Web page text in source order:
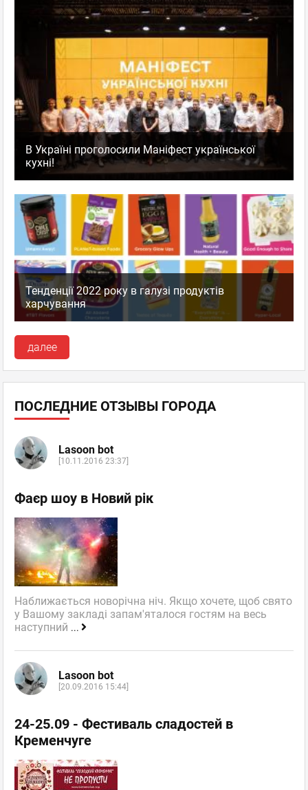
В Україні проголосили Маніфест української
кухні!
Тенденції 2022 року в галузі продуктів
харчування
далее
ПОСЛЕДНИЕ ОТЗЫВЫ ГОРОДА
Lasoon bot
[10.11.2016 23:37]
Фаєр шоу в Новий рік
Наближається новорічна ніч. Якщо хочете, щоб свято
у Вашому закладі запам'яталося гостям на весь
наступний ...
Lasoon bot
[20.09.2016 15:44]
24-25.09 - Фестиваль сладостей в
Кременчуге